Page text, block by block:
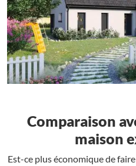
Comparaison
maison
Est-ce plus économique de faire